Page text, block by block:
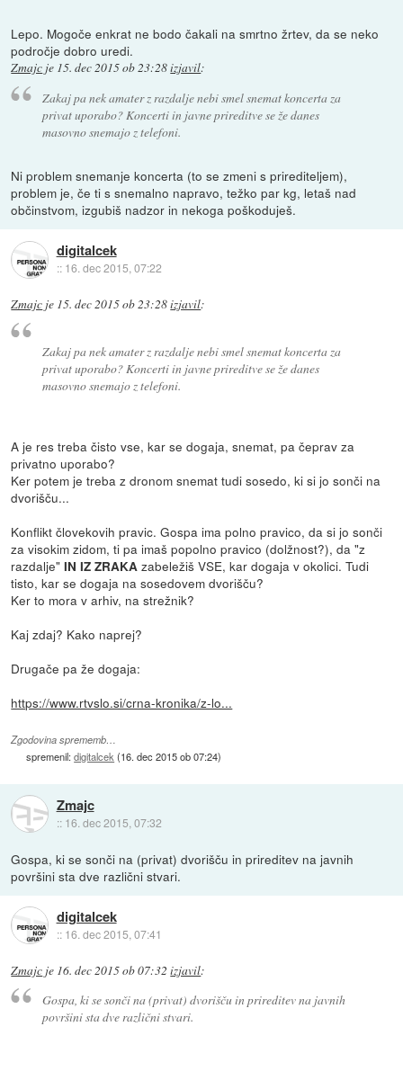
Lepo. Mogoče enkrat ne bodo čakali na smrtno žrtev, da se neko
področje dobro uredi.
Zmajc je 15. dec 2015 ob 23:28izjavil:
Zakaj pa nek amater z razdalje nebi smel snemat koncerta za
privat uporabo? Koncerti in javne prireditve se že danes
masovno snemajo z telefoni.
Ni problem snemanje koncerta (to se zmeni s prirediteljem),
problem je, če ti s snemalno napravo, težko par kg, letaš nad
občinstvom, izgubiš nadzor in nekoga poškoduješ.
digitalcek
:: 16. dec 2015, 07:22
Zmajc je 15. dec 2015 ob 23:28izjavil:
Zakaj pa nek amater z razdalje nebi smel snemat koncerta za
privat uporabo? Koncerti in javne prireditve se že danes
masovno snemajo z telefoni.
A je res treba čisto vse, kar se dogaja, snemat, pa čeprav za
privatno uporabo?
Ker potem je treba z dronom snemat tudi sosedo, ki si jo sonči na
dvorišču...
Konflikt človekovih pravic. Gospa ima polno pravico, da si jo sonči
za visokim zidom, ti pa imaš popolno pravico (dolžnost?), da "z
razdalje"IN IZ ZRAKA zabeležiš VSE, kar dogaja v okolici. Tudi
tisto, kar se dogaja na sosedovem dvorišču?
Ker to mora v arhiv, na strežnik?
Kaj zdaj? Kako naprej?
Drugače pa že dogaja:
https://www.rtvslo.si/crna-kronika/z-lo...
Zgodovina sprememb…
spremenil:digitalcek (16. dec 2015 ob 07:24)
Zmajc
:: 16. dec 2015, 07:32
Gospa, ki se sonči na (privat) dvorišču in prireditev na javnih
površini sta dve različni stvari.
digitalcek
:: 16. dec 2015, 07:41
Zmajc je 16. dec 2015 ob 07:32 izjavil:
Gospa, ki se sonči na (privat) dvorišču in prireditev na javnih
površini sta dve različni stvari.